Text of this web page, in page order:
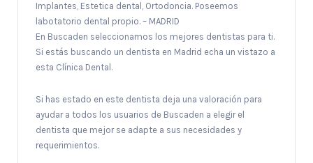
Implantes, Estetica dental, Ortodoncia. Poseemos
labotatorio dental propio. – MADRID
En Buscaden seleccionamos los mejores dentistas para ti.
Si estás buscando un dentista en Madrid echa un vistazo a
esta Clínica Dental.
Si has estado en este dentista deja una valoración para
ayudar a todos los usuarios de Buscaden a elegir el
dentista que mejor se adapte a sus necesidades y
requerimientos.